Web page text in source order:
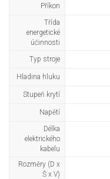
Příkon
Třída
energetické
účinnosti
Typ stroje
Hladina hluku
Stupeň krytí
Napětí
Délka
elektrického
kabelu
Rozměry (D x
Š x V)